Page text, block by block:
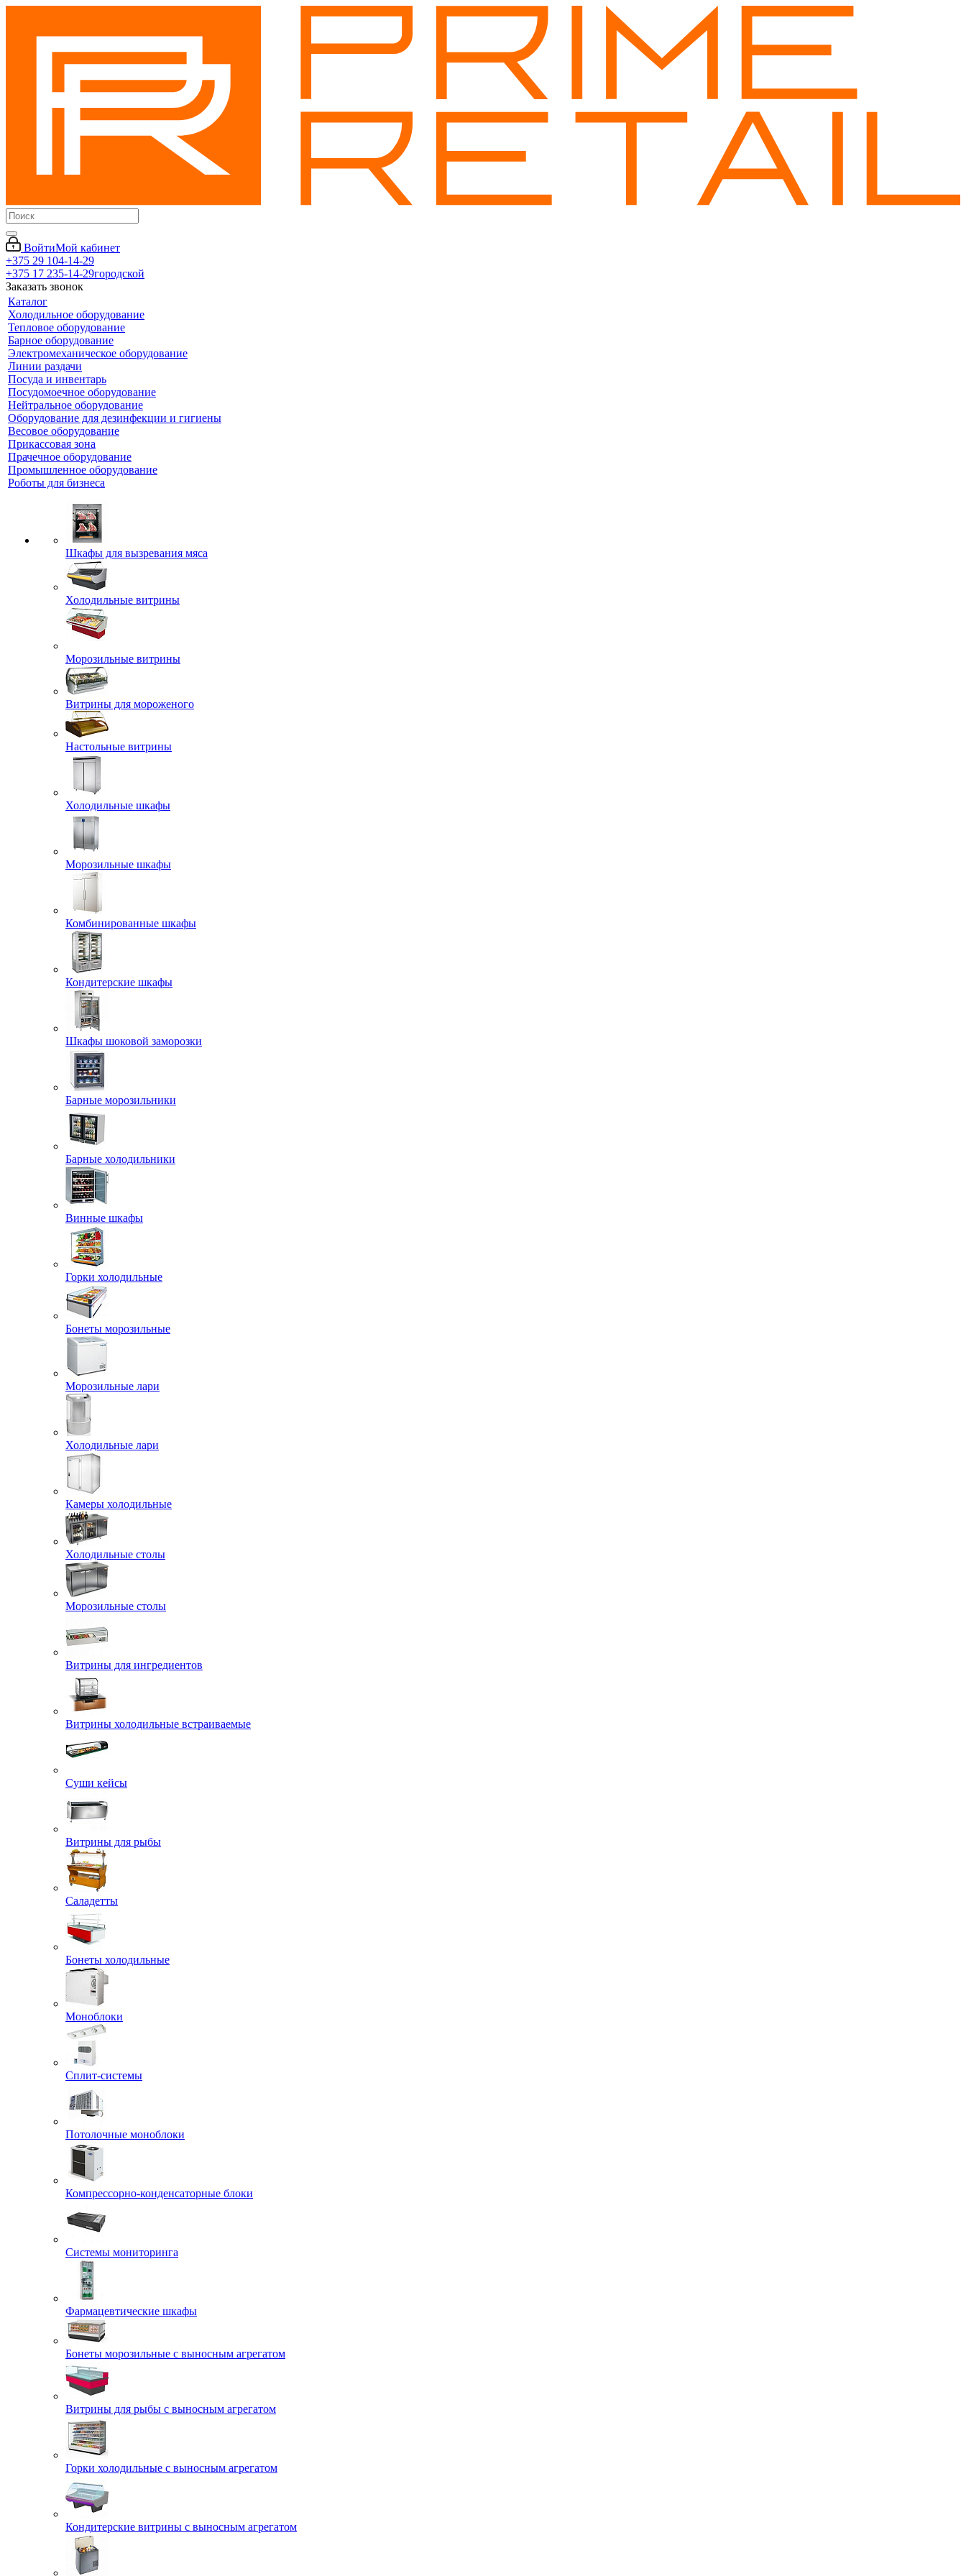
ВойтиМой кабинет
+375 29 104-14-29
+375 17 235-14-29городской
Заказать звонок
Каталог
Холодильное оборудование
Тепловое оборудование
Барное оборудование
Электромеханическое оборудование
Линии раздачи
Посуда и инвентарь
Посудомоечное оборудование
Нейтральное оборудование
Оборудование для дезинфекции и гигиены
Весовое оборудование
Прикассовая зона
Прачечное оборудование
Промышленное оборудование
Роботы для бизнеса
Шкафы для вызревания мяса
Холодильные витрины
Морозильные витрины
Витрины для мороженого
Настольные витрины
Холодильные шкафы
Морозильные шкафы
Комбинированные шкафы
Кондитерские шкафы
Шкафы шоковой заморозки
Барные морозильники
Барные холодильники
Винные шкафы
Горки холодильные
Бонеты морозильные
Морозильные лари
Холодильные лари
Камеры холодильные
Холодильные столы
Морозильные столы
Витрины для ингредиентов
Витрины холодильные встраиваемые
Суши кейсы
Витрины для рыбы
Саладетты
Бонеты холодильные
Моноблоки
Сплит-системы
Потолочные моноблоки
Компрессорно-конденсаторные блоки
Системы мониторинга
Фармацевтические шкафы
Бонеты морозильные с выносным агрегатом
Витрины для рыбы с выносным агрегатом
Горки холодильные с выносным агрегатом
Кондитерские витрины с выносным агрегатом